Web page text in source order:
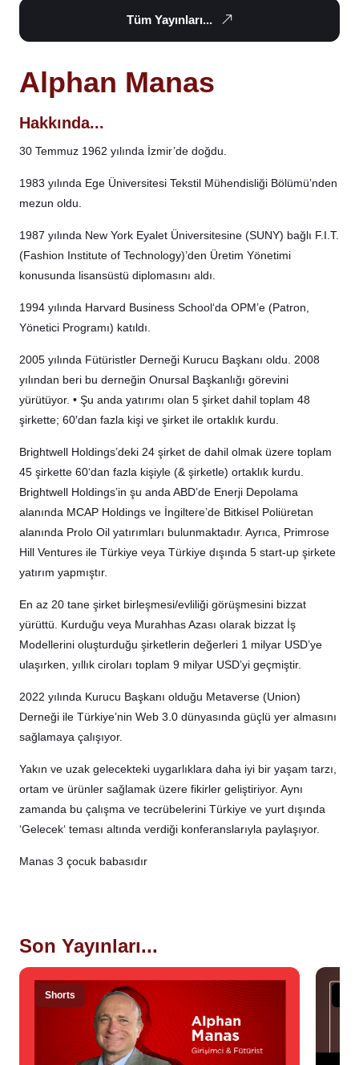
Tüm Yayınları...
Alphan Manas
Hakkında...
30 Temmuz 1962 yılında İzmir’de doğdu.
1983 yılında Ege Üniversitesi Tekstil Mühendisliği Bölümü’nden
mezun oldu.
1987 yılında New York Eyalet Üniversitesine (SUNY) bağlı F.I.T.
(Fashion Institute of Technology)’den Üretim Yönetimi
konusunda lisansüstü diplomasını aldı.
1994 yılında Harvard Business School‘da OPM’e (Patron,
Yönetici Programı) katıldı.
2005 yılında Fütüristler Derneği Kurucu Başkanı oldu. 2008
yılından beri bu derneğin Onursal Başkanlığı görevini
yürütüyor. • Şu anda yatırımı olan 5 şirket dahil toplam 48
şirkette; 60′dan fazla kişi ve şirket ile ortaklık kurdu.
Brightwell Holdings’deki 24 şirket de dahil olmak üzere toplam
45 şirkette 60‘dan fazla kişiyle (& şirketle) ortaklık kurdu.
Brightwell Holdings’in şu anda ABD’de Enerji Depolama
alanında MCAP Holdings ve İngiltere’de Bitkisel Poliüretan
alanında Prolo Oil yatırımları bulunmaktadır. Ayrıca, Primrose
Hill Ventures ile Türkiye veya Türkiye dışında 5 start-up şirkete
yatırım yapmıştır.
En az 20 tane şirket birleşmesi/evliliği görüşmesini bizzat
yürüttü. Kurduğu veya Murahhas Azası olarak bizzat İş
Modellerini oluşturduğu şirketlerin değerleri 1 milyar USD’ye
ulaşırken, yıllık ciroları toplam 9 milyar USD’yi geçmiştir.
2022 yılında Kurucu Başkanı olduğu Metaverse (Union)
Derneği ile Türkiye’nin Web 3.0 dünyasında güçlü yer almasını
sağlamaya çalışıyor.
Yakın ve uzak gelecekteki uygarlıklara daha iyi bir yaşam tarzı,
ortam ve ürünler sağlamak üzere fikirler geliştiriyor. Aynı
zamanda bu çalışma ve tecrübelerini Türkiye ve yurt dışında
‘Gelecek‘ teması altında verdiği konferanslarıyla paylaşıyor.
Manas 3 çocuk babasıdır
Son Yayınları...
Shorts